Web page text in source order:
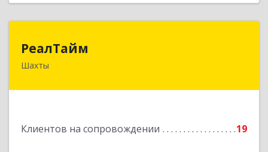
РеалТайм
Шахты
Клиентов на сопровождении 19